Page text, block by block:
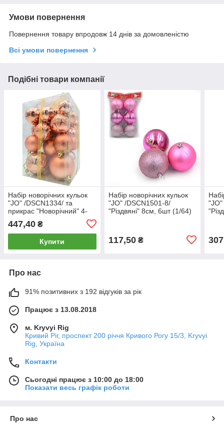
Умови повернення
Повернення товару впродовж 14 днів за домовленістю
Всі умови повернення
Подібні товари компанії
Набір новорічних кульок
"JO" /DSCN1334/ та
прикрас "Новорічний" 4-
447,40 ₴
Купити
Набір новорічних кульок
"JO" /DSCN1501-8/
"Різдвяні" 8см, 6шт (1/64)
117,50₴
"JO"
Про нас
91% позитивних з 192 відгуків за рік
Працює з 13.08.2018
м. Kryvyi Rig
Кривий Ріг, проспект 200 річчя Кривого Рогу 15/3, Kryvyi
Rig, Україна
Контакти
Сьогодні працює з 10:00 до 18:00
Показати весь графік роботи
Про нас